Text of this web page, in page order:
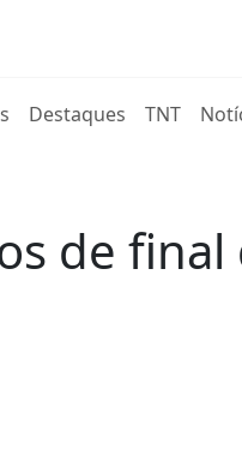
Destaques TNT
de final